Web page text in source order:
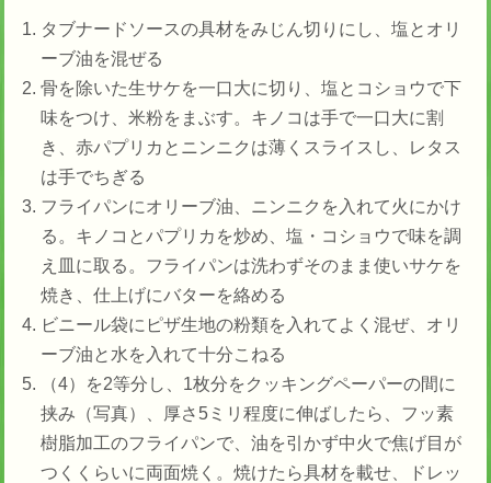
タブナードソースの具材をみじん切りにし、塩とオリ
ーブ油を混ぜる
骨を除いた生サケを一口大に切り、塩とコショウで下
味をつけ、米粉をまぶす。キノコは手で一口大に割
き、赤パプリカとニンニクは薄くスライスし、レタス
は手でちぎる
フライパンにオリーブ油、ニンニクを入れて火にかけ
る。キノコとパプリカを炒め、塩・コショウで味を調
え皿に取る。フライパンは洗わずそのまま使いサケを
焼き、仕上げにバターを絡める
ビニール袋にピザ生地の粉類を入れてよく混ぜ、オリ
ーブ油と水を入れて十分こねる
（4）を2等分し、1枚分をクッキングペーパーの間に
挟み（写真）、厚さ5ミリ程度に伸ばしたら、フッ素
樹脂加工のフライパンで、油を引かず中火で焦げ目が
つくくらいに両面焼く。焼けたら具材を載せ、ドレッ